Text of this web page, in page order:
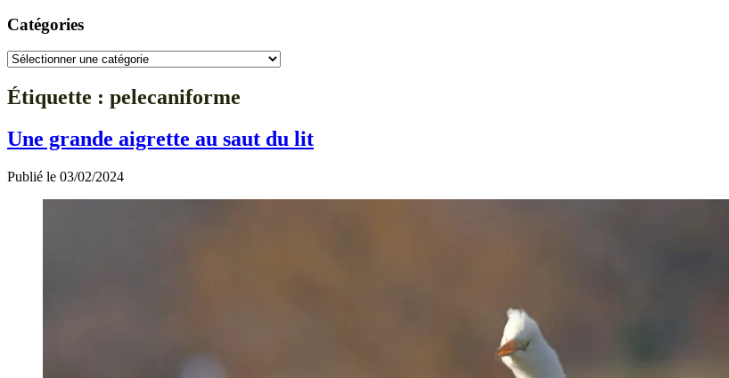
Catégories
Catégories
Étiquette : pelecaniforme
Une grande aigrette au saut du lit
Publié le 03/02/2024